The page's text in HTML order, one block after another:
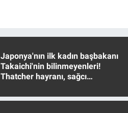
Japonya'nın ilk kadın başbakanı
Takaichi'nin bilinmeyenleri!
Thatcher hayranı, sağcı